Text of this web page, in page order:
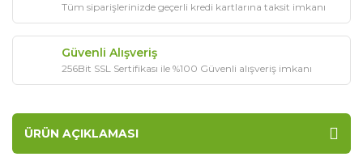
Tüm siparişlerinizde geçerli kredi kartlarına taksit imkanı
Güvenli Alışveriş
256Bit SSL Sertifikası ile %100 Güvenli alışveriş imkanı
ÜRÜN AÇIKLAMASI